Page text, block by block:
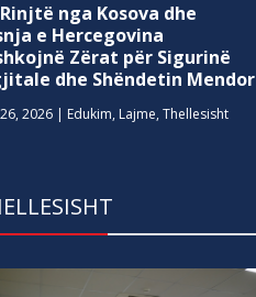
nga Kosova dhe
e Hercegovina
Zërat për Sigurinë
dhe Shëndetin Mendor
2026 | Edukim, Lajme,Thellesisht